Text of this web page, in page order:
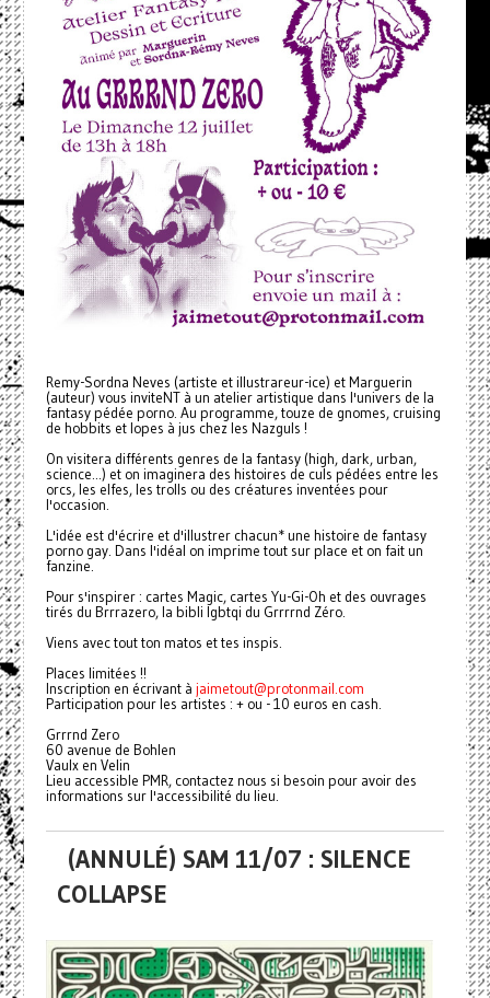
Remy-Sordna Neves (artiste et illustrareur-ice) et Marguerin
(auteur) vous inviteNT à un atelier artistique dans l'univers de la
fantasy pédée porno. Au programme, touze de gnomes, cruising
de hobbits et lopes à jus chez les Nazguls !
On visitera différents genres de la fantasy (high, dark, urban,
science...) et on imaginera des histoires de culs pédées entre les
orcs, les elfes, les trolls ou des créatures inventées pour
l'occasion.
L'idée est d'écrire et d'illustrer chacun* une histoire de fantasy
porno gay. Dans l'idéal on imprime tout sur place et on fait un
fanzine.
Pour s'inspirer : cartes Magic, cartes Yu-Gi-Oh et des ouvrages
tirés du Brrrazero, la bibli lgbtqi du Grrrrnd Zéro.
Viens avec tout ton matos et tes inspis.
Places limitées !!
Inscription en écrivant à jaimetout@protonmail.com
Participation pour les artistes : + ou - 10 euros en cash.
Grrrnd Zero
60 avenue de Bohlen
Vaulx en Velin
Lieu accessible PMR, contactez nous si besoin pour avoir des
informations sur l'accessibilité du lieu.
(ANNULÉ) SAM 11/07 : SILENCE
COLLAPSE